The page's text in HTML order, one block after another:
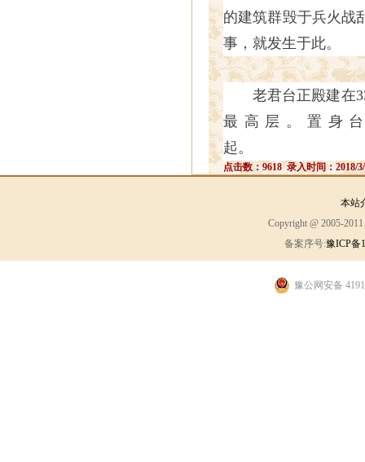
的建筑群毁于兵火战
事，就发生于此。
老君台正殿建在
最高层。置身
起
点击数：9618 录入时间：2018/
本站
Copyright @ 2005-
备案序号:豫ICP备
豫公网安备